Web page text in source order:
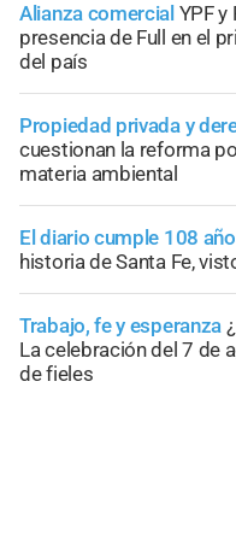
Alianza comercial YPF
presencia de Full en el
del país
Propiedad privada y
cuestionan la reforma
materia ambiental
El diario cumple 108
historia de Santa Fe,
Trabajo, fe y esperanza
La celebración del 7 de
de fieles